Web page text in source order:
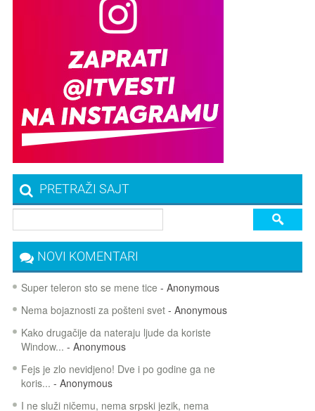
PRETRAŽI SAJT
NOVI KOMENTARI
Super teleron sto se mene tice - Anonymous
Nema bojaznosti za pošteni svet- Anonymous
Kako drugačije da nateraju ljude da koriste
Window... - Anonymous
Fejs je zlo nevidjeno! Dve i po godine ga ne
koris... - Anonymous
I ne služi ničemu, nema srpski jezik, nema